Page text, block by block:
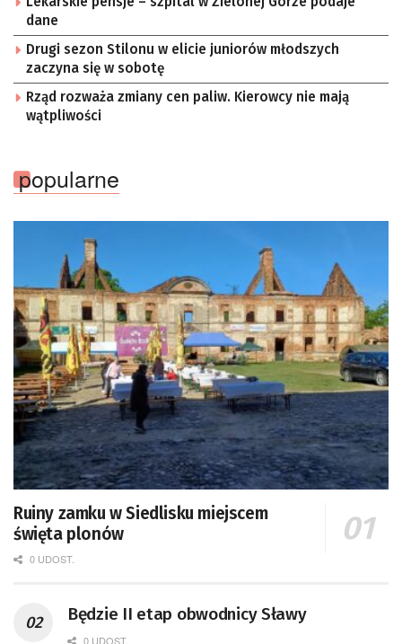
dane
Drugi sezon Stilonu w elicie juniorów młodszych
zaczyna się w sobotę
Rząd rozważa zmiany cen paliw. Kierowcy nie mają
wątpliwości
popularne
Ruiny zamku w Siedlisku miejscem
święta plonów
0 UDOST.
Będzie II etap obwodnicy Sławy
0 UDOST.